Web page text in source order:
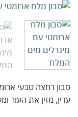
רחצה טבעי ארומטי
מזין את העור